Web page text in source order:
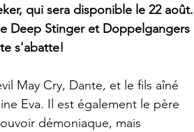
qui sera disponible le 22 août.
Deep Stinger et Doppelgangers
s'abatte!
May Cry, Dante, et le fils aîné
Eva. Il est également le père
démoniaque, mais